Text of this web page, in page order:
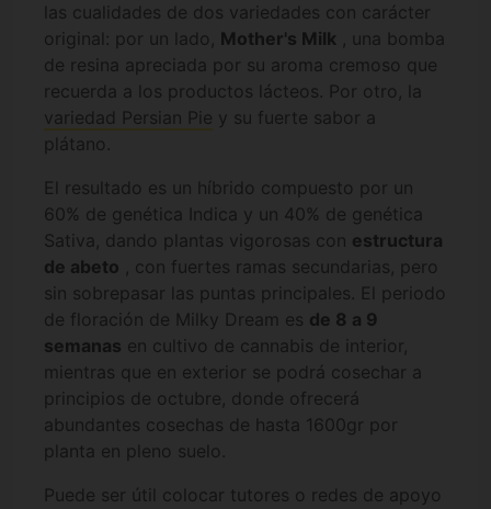
las cualidades de dos variedades con carácter
original: por un lado, Mother's Milk , una bomba
de resina apreciada por su aroma cremoso que
recuerda a los productos lácteos. Por otro, la
variedad Persian Pie y su fuerte sabor a
plátano.
El resultado es un híbrido compuesto por un
60% de genética Indica y un 40% de genética
Sativa, dando plantas vigorosas con estructura
de abeto , con fuertes ramas secundarias, pero
sin sobrepasar las puntas principales. El periodo
de floración de Milky Dream es de 8 a 9
semanas en cultivo de cannabis de interior,
mientras que en exterior se podrá cosechar a
principios de octubre, donde ofrecerá
abundantes cosechas de hasta 1600gr por
planta en pleno suelo.
Puede ser útil colocar tutores o redes de apoyo